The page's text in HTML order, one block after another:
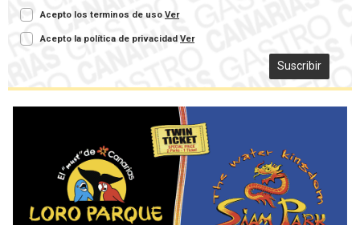
Acepto los terminos de uso Ver
Acepto la política de privacidad Ver
Suscribir